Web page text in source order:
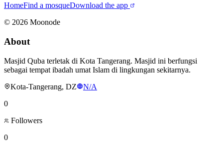
HomeFind a mosqueDownload the app
© 2026 Moonode
About
Masjid Quba terletak di Kota Tangerang. Masjid ini berfungsi
sebagai tempat ibadah umat Islam di lingkungan sekitarnya.
Kota-Tangerang, DZ
N/A
0
Followers
0